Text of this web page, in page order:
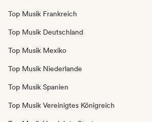
Top Musik Frankreich
Top Musik Deutschland
Top Musik Mexiko
Top Musik Niederlande
Top Musik Spanien
Top Musik Vereinigtes Königreich